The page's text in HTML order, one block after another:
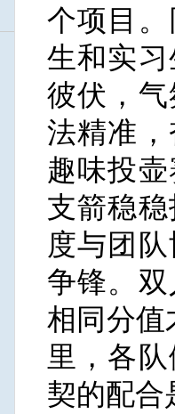
个项目
生和实
彼伏，
法精准
趣味投
支箭稳
度与团
争锋。
相同分值
里，各
契的配合